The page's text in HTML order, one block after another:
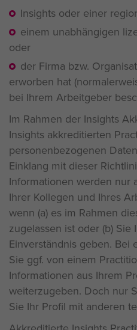
Insights oder einer
einem unabhängigen
oder
der Firma bzw.
erworben hat
bei Ihrem Arbeitgeber
Im Rahmen der Insights
Insights akkreditierten
personenbezogenen
Einklang mit dieser
Informationen werden nur
Ihrer Kollegen und Ihres
wenn (a) es im Rahmen
zugelassen ist oder (b) Sie
Einverständnis geben. Bei
Sie ggf. von einem
Informationen aus Ihrem
weiterzugeben. Doch nur
Sie Ihr Profil mit anderen